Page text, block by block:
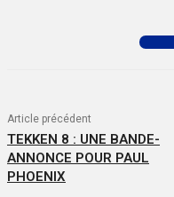
Article précédent
TEKKEN 8 : UNE BANDE-
ANNONCE POUR PAUL
PHOENIX